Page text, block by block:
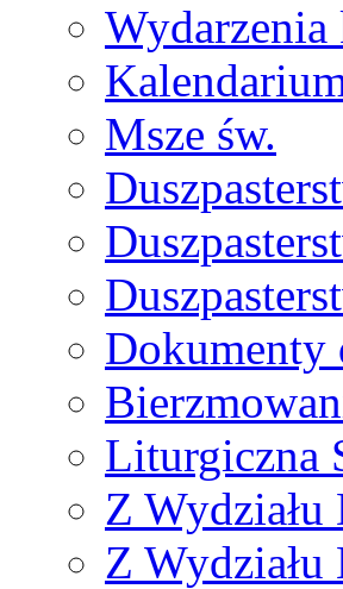
Msze św.
Dokumenty
Liturgiczna
Z Wydziału
Z Wydziału